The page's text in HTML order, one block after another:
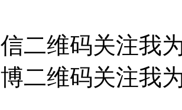
二维码关注我
二维码关注我